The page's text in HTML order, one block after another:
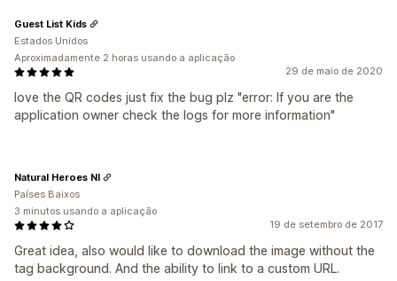
29 de maio de 2020
love the QR codes just fix the bug plz "error: If you are the
application owner check the logs for more information"
Guest List Kids
Estados Unidos
Aproximadamente 2 horas usando a aplicação
19 de setembro de 2017
Great idea, also would like to download the image without the
tag background. And the ability to link to a custom URL.
Natural Heroes Nl
Países Baixos
3 minutos usando a aplicação